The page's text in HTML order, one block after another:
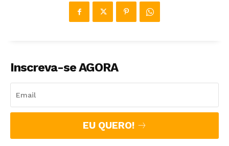
Inscreva-se AGORA
EU QUERO!